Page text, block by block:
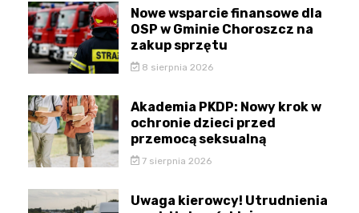
Nowe wsparcie finansowe dla
OSP w Gminie Choroszcz na
zakup sprzętu
8 sierpnia 2026
Akademia PKDP: Nowy krok w
ochronie dzieci przed
przemocą seksualną
7 sierpnia 2026
Uwaga kierowcy! Utrudnienia